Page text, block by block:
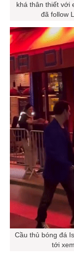
khá thân thiết với
đã follow
Cầu thủ bóng đá
tới